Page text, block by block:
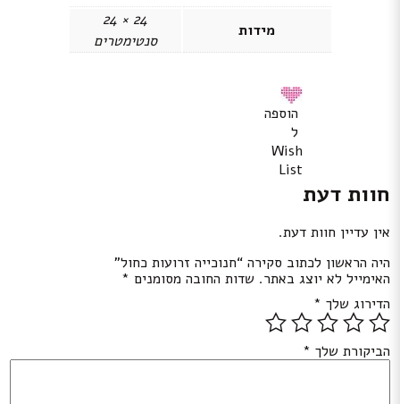
מידות
24 × 24
סנטימטרים
הוספה
ל
Wish
List
חוות דעת
אין עדיין חוות דעת.
היה הראשון לכתוב סקירה “חנוכייה זרועות כחול”
האימייל לא יוצג באתר. שדות החובה מסומנים *
הדירוג שלך *
הביקורת שלך *